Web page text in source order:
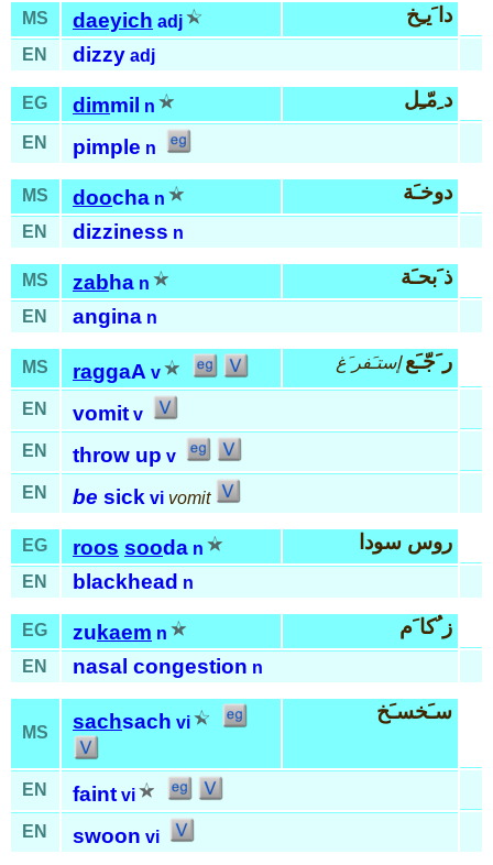
MS daeyich adj دا َيـِخ
EN dizzy adj
EG dimmil n د ِمّـِل
EN pimple n
MS doocha n دوخـَة
EN dizziness n
MS zabha n ذ َبحـَة
EN angina n
MS raggaA v ر َجّـَع إستـَفر َغ
EN vomit v
EN
throw up v
EN
be sick vi vomit
EG roos sooda n روس سودا
EN blackhead n
EG zu kaem n ز ُكا َم
EN nasal congestion n
MS sachsach vi سـَخسـَخ
EN faint vi
EN
swoon vi